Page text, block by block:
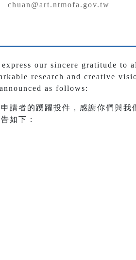
chuan@art.ntmofa.gov.tw
our sincere gratitude
research and creative
as follows:
請者的踴躍投件，感謝你們與
如下：